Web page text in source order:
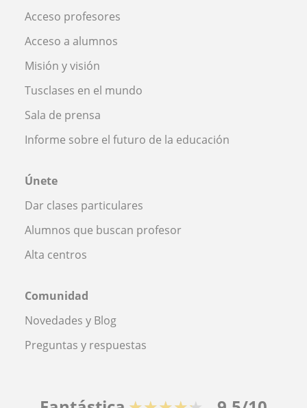
Acceso profesores
Acceso a alumnos
Misión y visión
Tusclases en el mundo
Sala de prensa
Informe sobre el futuro de la educación
Únete
Dar clases particulares
Alumnos que buscan profesor
Alta centros
Comunidad
Novedades y Blog
Preguntas y respuestas